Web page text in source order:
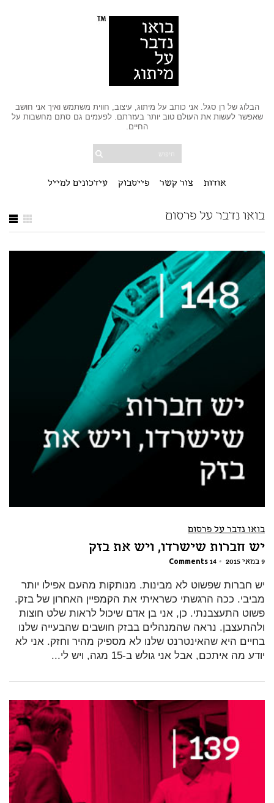
הבלוג של רן סגל. אני כותב על מיתוג, עיצוב, חווית משתמש ואיך אני חושב
שאפשר לעשות את העולם טוב יותר בעזרתם. לפעמים גם סתם מחשבות על
החיים.
אודות צור קשר פייסבוק עידכונים למייל
בואו נדבר על פרסום
בואו נדבר על פרסום
יש חברות שישרדו, ויש את בזק
9 במאי 2015 •
14 Comments
יש חברות שפשוט לא מבינות. מנותקות מהעם אפילו יותר
מביבי. ככה הרגשתי כשראיתי את הקמפיין האחרון של בזק.
פשוט התעצבנתי. כן, אני בן אדם שיכול לראות שלט חוצות
ולהתעצבן. נראה שהמנהלים בבזק חושבים שהבעייה שלנו
בחיים היא שהאינטרנט שלנו לא מספיק מהיר וחזק. אני לא
יודע מה איתכם, אבל אני גולש ב-15 מגה, ויש לי...